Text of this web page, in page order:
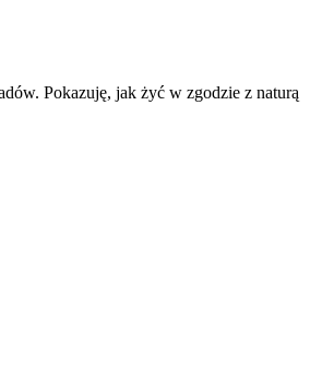
Pokazuję, jak żyć w zgodzie z naturą